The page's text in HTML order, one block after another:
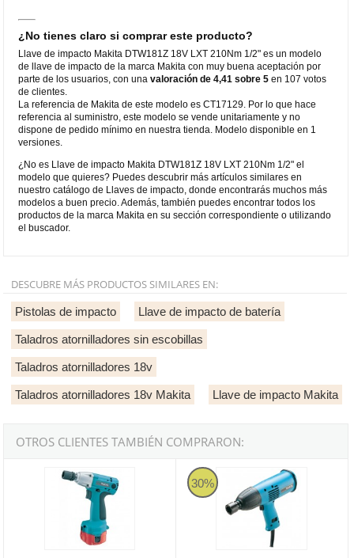
¿No tienes claro si comprar este producto?
Llave de impacto Makita DTW181Z 18V LXT 210Nm 1/2" es un modelo
de llave de impacto de la marca Makita con muy buena aceptación por
parte de los usuarios, con unavaloración de 4,41 sobre 5 en 107 votos
de clientes.
La referencia de Makita de este modelo es CT17129. Por lo que hace
referencia al suministro, este modelo se vende unitariamente y no
dispone de pedido mínimo en nuestra tienda. Modelo disponible en 1
versiones.
¿No es Llave de impacto Makita DTW181Z 18V LXT 210Nm 1/2" el
modelo que quieres? Puedes descubrir más artículos similares en
nuestro catálogo de Llaves de impacto, donde encontrarás muchos más
modelos a buen precio. Además, también puedes encontrar todos los
productos de la marca Makita en su sección correspondiente o utilizando
el buscador.
DESCUBRE MÁS PRODUCTOS SIMILARES EN:
Pistolas de impacto Llave de impacto de batería
Taladros atornilladores sin escobillas
Taladros atornilladores 18v
Taladros atornilladores 18v Makita Llave de impacto Makita
OTROS CLIENTES TAMBIÉN COMPRARON:
Llave de Impacto Makita 6918FDWAE 12V 2Ah
30%
Llave de impacto Makita 6905H -